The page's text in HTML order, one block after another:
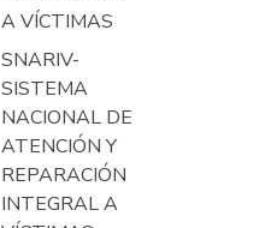
A VÍCTIMAS
SNARIV-
SISTEMA
NACIONAL DE
ATENCIÓN Y
REPARACIÓN
INTEGRAL A